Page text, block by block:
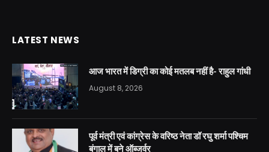
LATEST NEWS
आज भारत में डिग्री का कोई मतलब नहीं है- राहुल गांधी
August 8, 2026
पूर्व मंत्री एवं कांग्रेस के वरिष्ठ नेता डॉ रघु शर्मा पश्चिम
बंगाल में बने ऑब्जर्वर